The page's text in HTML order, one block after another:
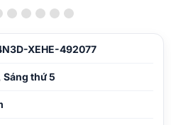
XEHE-492077
Sáng thứ 5